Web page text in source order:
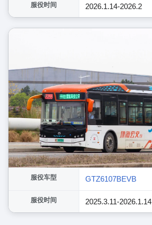
服役时间 2026.1.14-2026.2
服役车型 GTZ6107BEVB
服役时间 2025.3.11-2026.1.14